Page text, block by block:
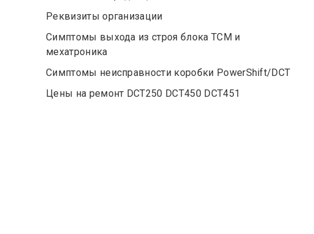
Реквизиты организации
Симптомы выхода из строя блока TCM и
мехатроника
Симптомы неисправности коробки PowerShift/DCT
Цены на ремонт DCT250 DCT450 DCT451